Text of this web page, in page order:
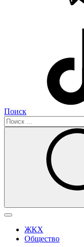
Поиск
ЖКХ
Общество